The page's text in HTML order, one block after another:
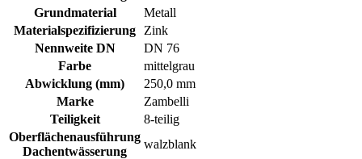
Grundmaterial
Metall
Materialspezifizierung
Zink
Nennweite DN
DN 76
Farbe
mittelgrau
Abwicklung (mm)
250,0 mm
Marke
Zambelli
Teiligkeit
8-teilig
Oberflächenausführung
Dachentwässerung
walzblank